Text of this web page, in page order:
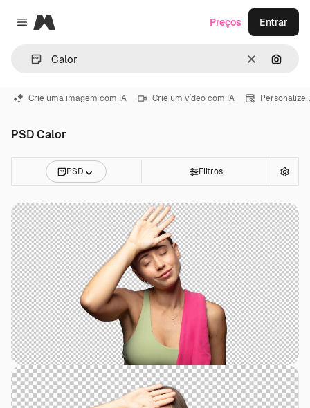
Close menu
Magnific
Limpar
Preços Entrar
Crie uma imagem com IA Crie um vídeo com IA Personalize
PSD Calor
PSD Filtros